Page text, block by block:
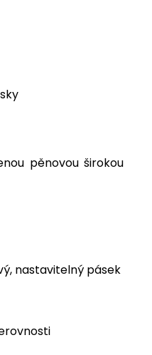
pěnovou širokou
nastavitelný pásek